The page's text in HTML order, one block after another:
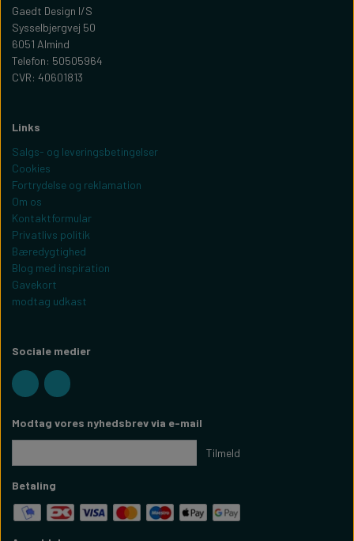
Gaedt Design I/S
Sysselbjergvej 50
6051 Almind
Telefon: 50505964
CVR: 40601813
Links
Salgs- og leveringsbetingelser
Cookies
Fortrydelse og reklamation
Om os
Kontaktformular
Privatlivs politik
Bæredygtighed
Blog med inspiration
Gavekort
modtag udkast
Sociale medier
Modtag vores nyhedsbrev via e-mail
Tilmeld
Betaling